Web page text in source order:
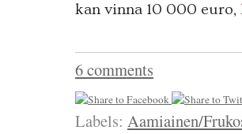
kan vinna 10 000 euro,
6 comments
Labels: Aamiainen/